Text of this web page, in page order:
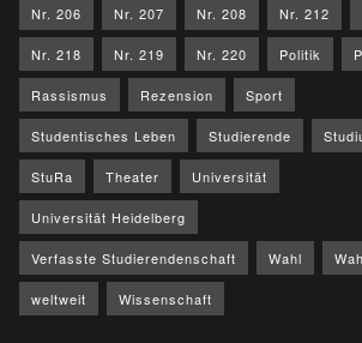
Nr. 206 Nr. 207 Nr. 208 Nr. 212
Nr. 218 Nr. 219 Nr. 220 Politik
Rassismus Rezension Sport
Studentisches Leben Studierende
StuRa Theater Universität
Universität Heidelberg
Verfasste Studierendenschaft Wahl
weltweit Wissenschaft